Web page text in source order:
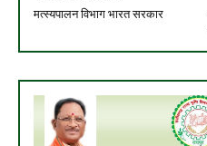
मत्स्यपालन विभाग भारत सरकार